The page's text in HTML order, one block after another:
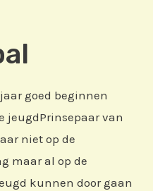
goed beginnen
jeugdPrinsepaar van
niet op de
maar al op de
kunnen door gaan